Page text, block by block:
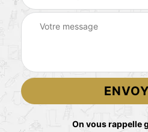
On vous rappelle